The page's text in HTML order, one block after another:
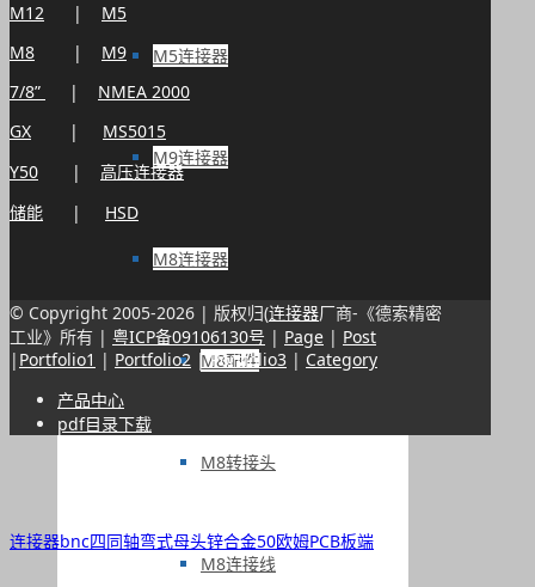
M5连接器
M9连接器
M8连接器
M8配件
M8转接头
M8连接线
M12 | M5
M8 | M9
7/8”
| NMEA 2000
GX | MS5015
Y50 | 高压连接器
储能 | HSD
© Copyright 2005-2026 | 版权归(连接器厂商-《德索精密
工业》所有 | 粤ICP备09106130号 | Page | Post
| Portfolio1 | Portfolio2 |Portfolio3 | Category
产品中心
pdf目录下载
连接器bnc四同轴弯式母头锌合金50欧姆PCB板端